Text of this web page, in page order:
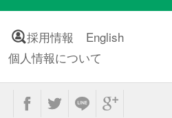
採用情報
English
個人情報について